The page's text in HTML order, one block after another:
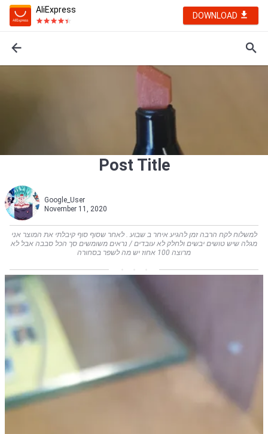
AliExpress
DOWNLOAD
Post Title
Google_User
November 11, 2020
למשלוח לקח הרבה זמן להגיע איחר ב שבוע . לאחר שסוף סוף קיבלתי את המוצר אני
מגלה שיש טושים יבשים ולחלק לא עובדים / נראים משומשים סך הכל סבבה אבל לא
מרוצה 100 אחוז יש מה לשפר בסחורה